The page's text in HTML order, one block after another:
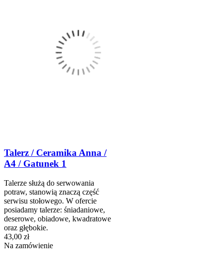
Talerz / Ceramika Anna /
A4 / Gatunek 1
Talerze służą do serwowania
potraw, stanowią znaczą część
serwisu stołowego. W ofercie
posiadamy talerze: śniadaniowe,
deserowe, obiadowe, kwadratowe
oraz głębokie.
43,00 zł
Na zamówienie